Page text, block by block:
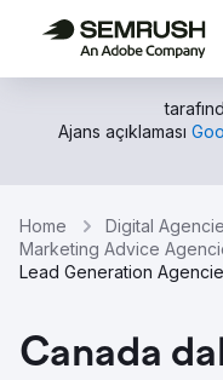
Ajans açıklaması
Home Digital
Marketing Advice
Lead Generation
Canada